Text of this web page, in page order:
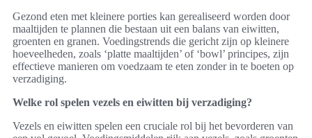
Gezond eten met kleinere porties kan gerealiseerd worden door
maaltijden te plannen die bestaan uit een balans van eiwitten,
groenten en granen. Voedingstrends die gericht zijn op kleinere
hoeveelheden, zoals ‘platte maaltijden’ of ‘bowl’ principes, zijn
effectieve manieren om voedzaam te eten zonder in te boeten op
verzadiging.
Welke rol spelen vezels en eiwitten bij verzadiging?
Vezels en eiwitten spelen een cruciale rol bij het bevorderen van